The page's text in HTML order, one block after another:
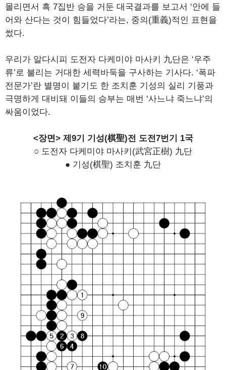
몰리면서 흑 7집반 승을 거둔 대국결과를 보고서 ‘안에 들
어와 산다는 것이 힘들었다’라는, 중의(重義)적인 표현을
썼다.
우리가 알다시피 도전자 다케미야 마사키 九단은 ‘우주
류’로 불리는 거대한 세력바둑을 구사하는 기사다. ‘폭파
전문가’란 별명이 붙기도 한 조치훈 기성의 실리 기풍과
극명하게 대비돼 이들의 승부는 매번 ‘사느냐 죽느냐’의
싸움이었다.
<장면> 제9기 기성(棋聖)전 도전7번기 1국
○ 도전자 다케미야 마사키(武宮正樹) 九단
● 기성(棋聖) 조치훈 九단